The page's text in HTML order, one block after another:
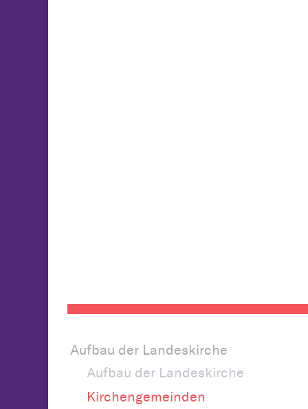
Aufbau der Landeskirche
Aufbau der Landeskirche
Kirchengemeinden